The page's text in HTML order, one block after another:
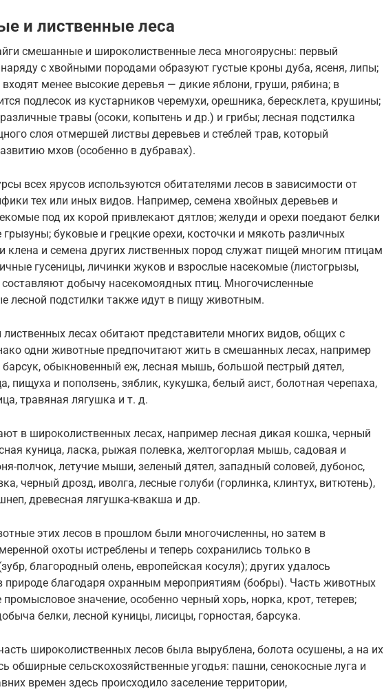
и лиственные леса
смешанные и широколиственные леса многоярусны: первый
наряду с хвойными породами образуют густые кроны дуба, ясеня, липы;
входят менее высокие деревья — дикие яблони, груши, рябина; в
подлесок из кустарников черемухи, орешника, бересклета, крушины;
травы (осоки, копытень и др.) и грибы; лесная подстилка
слоя отмершей листвы деревьев и стеблей трав, который
мхов (особенно в дубравах).
всех ярусов используются обитателями лесов в зависимости от
тех или иных видов. Например, семена хвойных деревьев и
под их корой привлекают дятлов; желуди и орехи поедают белки
буковые и грецкие орехи, косточки и мякоть различных
клена и семена других лиственных пород служат пищей многим птицам
гусеницы, личинки жуков и взрослые насекомые (листогрызы,
добычу насекомоядных птиц. Многочисленные
лесной подстилки также идут в пищу животным.
лесах обитают представители многих видов, общих с
одни животные предпочитают жить в смешанных лесах, например
обыкновенный еж, лесная мышь, большой пестрый дятел,
пищуха и поползень, зяблик, кукушка, белый аист, болотная черепаха,
травяная лягушка и т. д.
в широколиственных лесах, например лесная дикая кошка, черный
куница, ласка, рыжая полевка, желтогорлая мышь, садовая и
полчок, летучие мыши, зеленый дятел, западный соловей, дубонос,
черный дрозд, иволга, лесные голуби (горлинка, клинтух, витютень),
древесная лягушка-квакша и др.
этих лесов в прошлом были многочисленны, но затем в
охоты истреблены и теперь сохранились только в
благородный олень, европейская косуля); других удалось
природе благодаря охранным мероприятиям (бобры). Часть животных
значение, особенно черный хорь, норка, крот, тетерев;
белки, лесной куницы, лисицы, горностая, барсука.
широколиственных лесов была вырублена, болота осушены, а на их
обширные сельскохозяйственные угодья: пашни, сенокосные луга и
времен здесь происходило заселение территории,